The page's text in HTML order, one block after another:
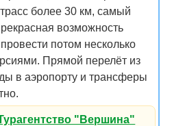
более 30 км, самый
возможность
потом несколько
Прямой перелёт из
в аэропорту и трансферы
"Вершина"